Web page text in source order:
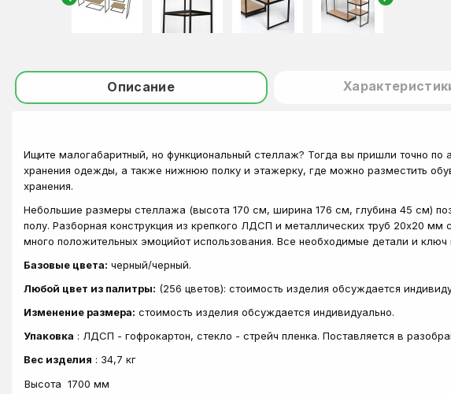
Описание
Ищите малогабаритный, но функциональный стеллаж? Тогда вы пришли точно
хранения одежды, а также нижнюю полку и этажерку, где можно разместить
хранения.
Небольшие размеры стеллажа (высота 170 см, ширина 176 см, глубина 45 см)
полу. Разборная конструкция из крепкого ЛДСП и металлических труб 20х20
много положительных эмоцийот использования. Все необходимые детали и
Базовые цвета: черный/черный.
Любой цвет из палитры: (256 цветов): стоимость изделия обсуждается
Изменение размера: стоимость изделия обсуждается индивидуально.
Упаковка : ЛДСП - гофрокартон, стекло - стрейч пленка. Поставляется в
Вес изделия : 34,7 кг
Высота 1700 мм